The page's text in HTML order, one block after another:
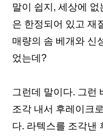
말이 쉽지, 세상에
은 한정되어 있고 재
매량의 솜 베개와 신
었는데?
그런데 말이다. 그런
조각 내서 후레이크
다. 라텍스를 조각낸